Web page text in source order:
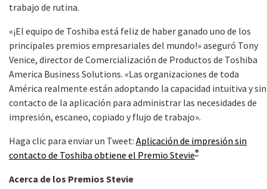
trabajo de rutina.
«¡El equipo de Toshiba está feliz de haber ganado uno de los
principales premios empresariales del mundo!» aseguró Tony
Venice, director de Comercialización de Productos de Toshiba
America Business Solutions. «Las organizaciones de toda
América realmente están adoptando la capacidad intuitiva y sin
contacto de la aplicación para administrar las necesidades de
impresión, escaneo, copiado y flujo de trabajo».
Haga clic para enviar un Tweet: Aplicación de impresión sin
contacto de Toshiba obtiene el Premio Stevie®
Acerca de los Premios Stevie